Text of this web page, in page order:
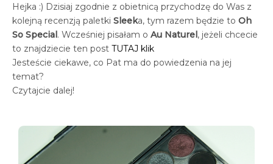
Hejka :) Dzisiaj zgodnie z obietnicą przychodzę do Was z
kolejną recenzją paletki Sleeka, tym razem będzie to Oh
So Special. Wcześniej pisałam o Au Naturel, jeżeli chcecie
to znajdziecie ten post TUTAJ klik
Jesteście ciekawe, co Pat ma do powiedzenia na jej
temat?
Czytajcie dalej!